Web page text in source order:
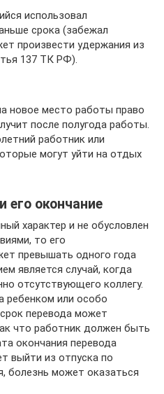
использовал
срока (забежал
произвести удержания из
137 ТК РФ).
новое место работы право
после полугода работы.
работник или
могут уйти на отдых
его окончание
характер и не обусловлен
то его
превышать одного года
является случай, когда
отсутствующего коллегу.
ребенком или особо
перевода может
что работник должен быть
окончания перевода
выйти из отпуска по
болезнь может оказаться